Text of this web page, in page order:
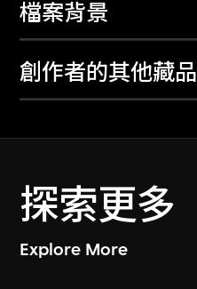
檔案背景
創作者的其他藏品
探索更多
Explore More